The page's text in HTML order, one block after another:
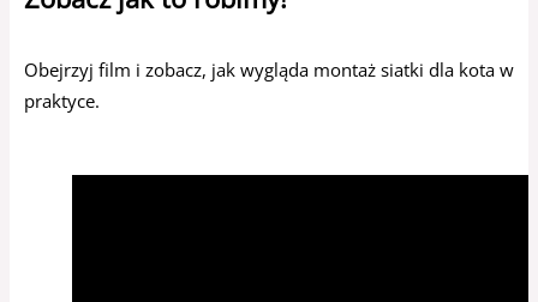
Obejrzyj film i zobacz, jak wygląda montaż siatki dla kota w
praktyce.